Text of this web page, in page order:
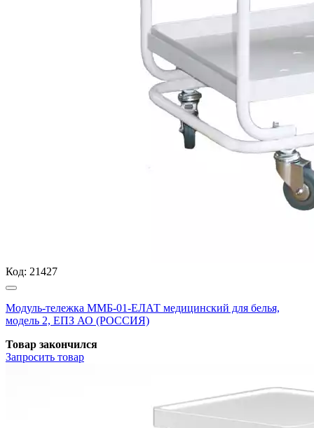
Код: 21427
Модуль-тележка ММБ-01-ЕЛАТ медицинский для белья,
модель 2, ЕПЗ АО (РОССИЯ)
Товар закончился
Запросить товар